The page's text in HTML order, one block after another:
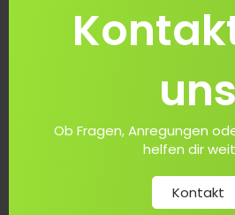
uns
Ob Fragen, Anregungen
helfen dir
Kontakt